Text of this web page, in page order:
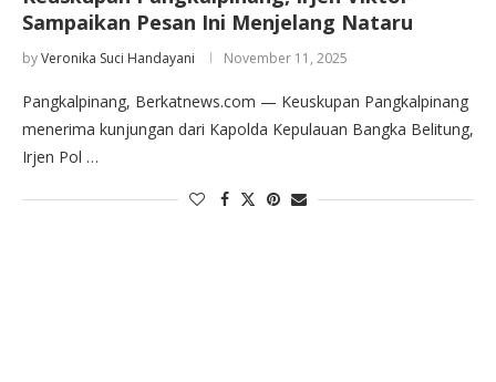
Sampaikan Pesan Ini Menjelang Nataru
byVeronika Suci Handayani November 11, 2025
Pangkalpinang, Berkatnews.com — Keuskupan Pangkalpinang
menerima kunjungan dari Kapolda Kepulauan Bangka Belitung,
Irjen Pol …